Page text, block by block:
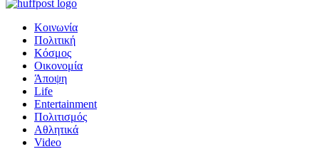
Κοινωνία
Πολιτική
Κόσμος
Οικονομία
Άποψη
Life
Entertainment
Πολιτισμός
Αθλητικά
Video